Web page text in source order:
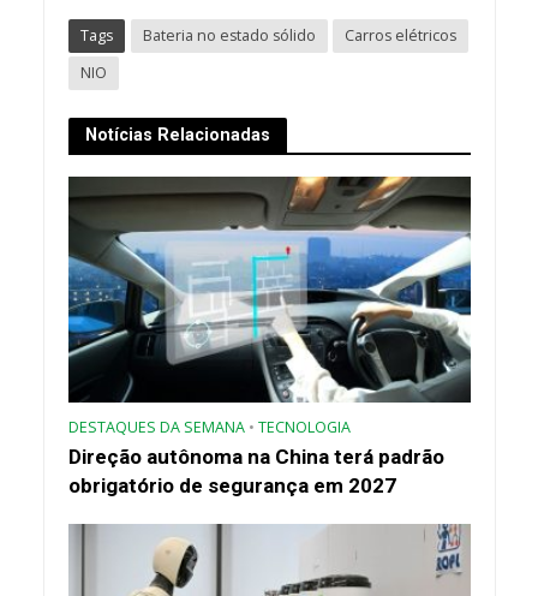
Tags Bateria no estado sólido
Carros elétricos
NIO
Notícias Relacionadas
DESTAQUES DA SEMANA • TECNOLOGIA
Direção autônoma na China terá padrão
obrigatório de segurança em 2027